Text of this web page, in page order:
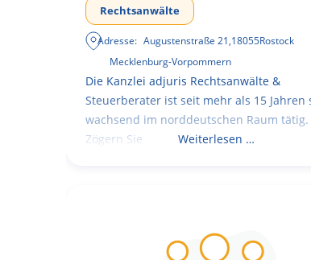
Rechtsanwälte
Adresse: Augustenstraße 21,18055Rostock
Mecklenburg-Vorpommern
Die Kanzlei adjuris Rechtsanwälte &
Steuerberater ist seit mehr als 15 Jahren
wachsend im norddeutschen Raum tätig.
Zögern Sie
Weiterlesen …